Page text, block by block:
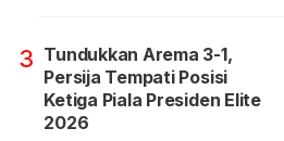
3 Tundukkan Arema 3-1,
Persija Tempati Posisi
Ketiga Piala Presiden Elite
2026